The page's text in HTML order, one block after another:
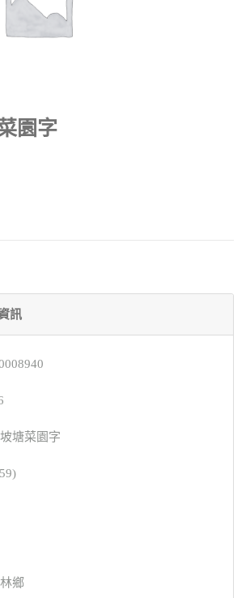
園字
訊
塘菜園字
鄉